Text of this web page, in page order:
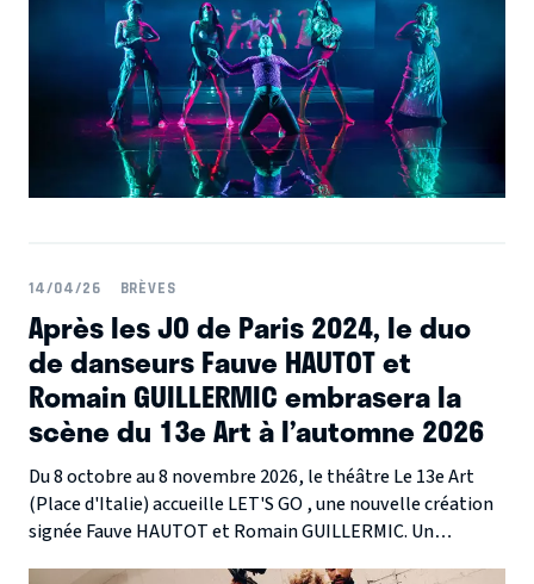
14/04/26 BRÈVES
Après les JO de Paris 2024, le duo
de danseurs Fauve HAUTOT et
Romain GUILLERMIC embrasera la
scène du 13e Art à l’automne 2026
Du 8 octobre au 8 novembre 2026, le théâtre Le 13e Art
(Place d'Italie) accueille LET'S GO , une nouvelle création
signée Fauve HAUTOT et Romain GUILLERMIC. Un